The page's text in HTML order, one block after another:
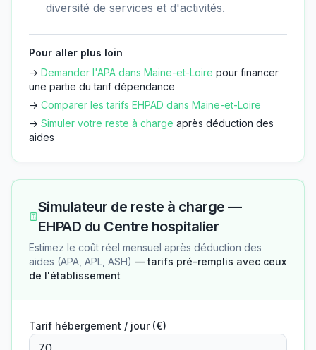
diversité de services et d'activités.
Pour aller plus loin
→ Demander l'APA dans Maine-et-Loire pour financer
une partie du tarif dépendance
→ Comparer les tarifs EHPAD dans Maine-et-Loire
→ Simuler votre reste à charge après déduction des
aides
Simulateur de reste à charge —
EHPAD du Centre hospitalier
Estimez le coût réel mensuel après déduction des
aides (APA, APL, ASH) — tarifs pré-remplis avec ceux
de l'établissement
Tarif hébergement / jour (€)